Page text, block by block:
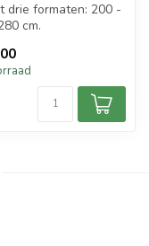
drie formaten: 200 -
cm.